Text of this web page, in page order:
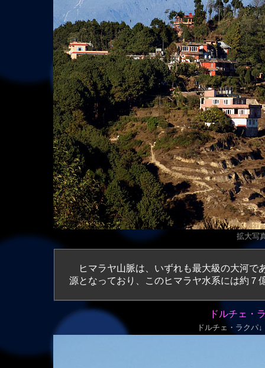
拡大写
ヒマラヤ山脈は、いずれも最大級の大河で
源となっており、このヒマラヤ水系には約７
ドルチェ・
ドルチェ・ラ